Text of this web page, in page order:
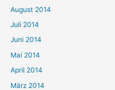
August 2014
Juli 2014
Juni 2014
Mai 2014
April 2014
März 2014